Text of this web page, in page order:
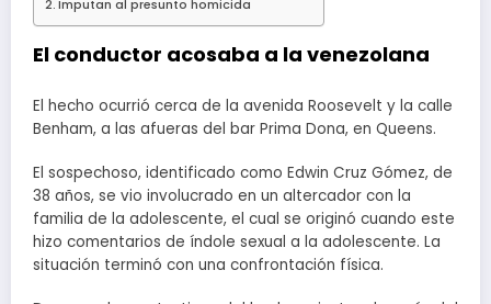
Imputan al presunto homicida
El conductor acosaba a la venezolana
El hecho ocurrió cerca de la avenida Roosevelt y la calle
Benham, a las afueras del bar Prima Dona, en Queens.
El sospechoso, identificado como Edwin Cruz Gómez, de
38 años, se vio involucrado en un altercador con la
familia de la adolescente, el cual se originó cuando este
hizo comentarios de índole sexual a la adolescente. La
situación terminó con una confrontación física.